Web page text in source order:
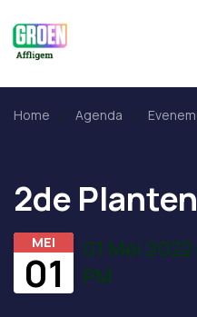
Home Agenda
2de
MEI
01
01 Mei
PM